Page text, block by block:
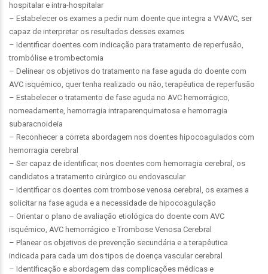
hospitalar e intra-hospitalar
– Estabelecer os exames a pedir num doente que integra a VVAVC, ser
capaz de interpretar os resultados desses exames
– Identificar doentes com indicação para tratamento de reperfusão,
trombólise e trombectomia
– Delinear os objetivos do tratamento na fase aguda do doente com
AVC isquémico, quer tenha realizado ou não, terapêutica de reperfusão
– Estabelecer o tratamento de fase aguda no AVC hemorrágico,
nomeadamente, hemorragia intraparenquimatosa e hemorragia
subaracnoideia
– Reconhecer a correta abordagem nos doentes hipocoagulados com
hemorragia cerebral
– Ser capaz de identificar, nos doentes com hemorragia cerebral, os
candidatos a tratamento cirúrgico ou endovascular
– Identificar os doentes com trombose venosa cerebral, os exames a
solicitar na fase aguda e a necessidade de hipocoagulação
– Orientar o plano de avaliação etiológica do doente com AVC
isquémico, AVC hemorrágico e Trombose Venosa Cerebral
– Planear os objetivos de prevenção secundária e a terapêutica
indicada para cada um dos tipos de doença vascular cerebral
– Identificação e abordagem das complicações médicas e